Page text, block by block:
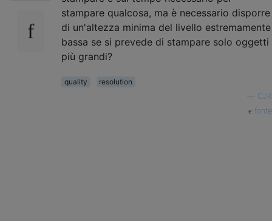
stampare qualcosa, ma è necessario disporre
di un'altezza minima del livello estremamente
bassa se si prevede di stampare solo oggetti
più grandi?
quality
resolution
CJK
fonte